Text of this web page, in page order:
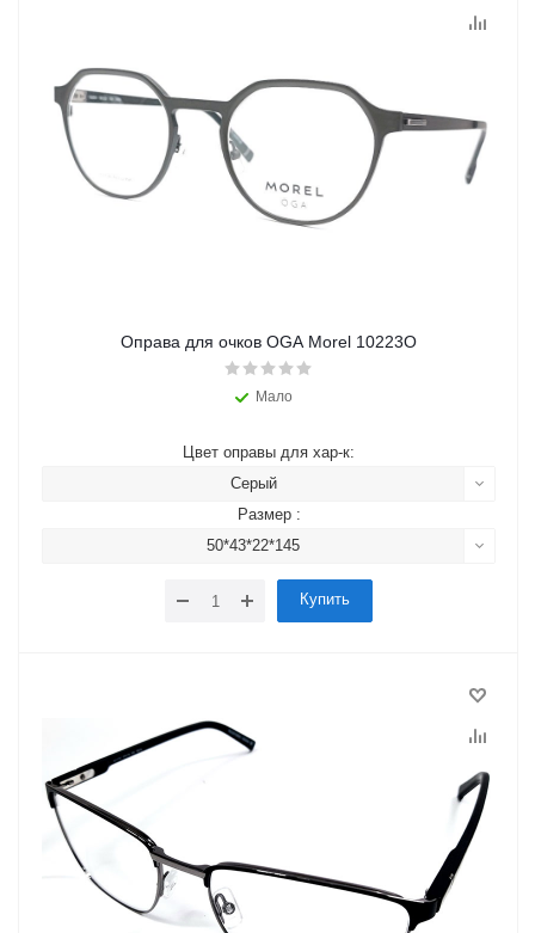
Оправа для очков OGA Morel 10223O
Мало
Цвет оправы для хар-к:
Серый
Размер :
50*43*22*145
Купить